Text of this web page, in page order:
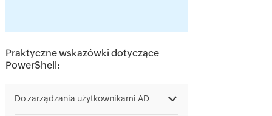
Praktyczne wskazówki dotyczące
PowerShell:
Do zarządzania użytkownikami AD